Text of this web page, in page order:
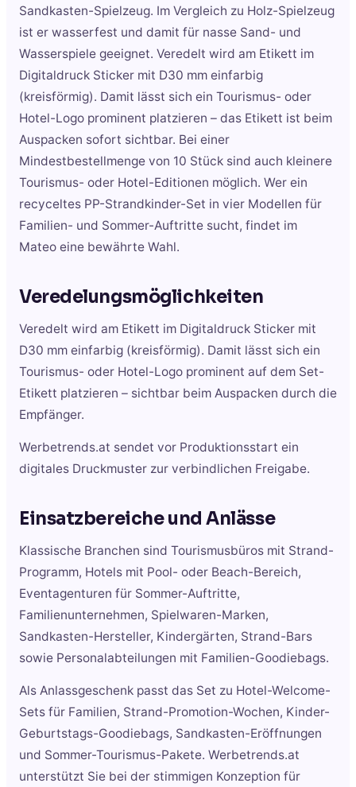
Sandkasten-Spielzeug. Im Vergleich zu Holz-Spielzeug
ist er wasserfest und damit für nasse Sand- und
Wasserspiele geeignet. Veredelt wird am Etikett im
Digitaldruck Sticker mit D30 mm einfarbig
(kreisförmig). Damit lässt sich ein Tourismus- oder
Hotel-Logo prominent platzieren – das Etikett ist beim
Auspacken sofort sichtbar. Bei einer
Mindestbestellmenge von 10 Stück sind auch kleinere
Tourismus- oder Hotel-Editionen möglich. Wer ein
recyceltes PP-Strandkinder-Set in vier Modellen für
Familien- und Sommer-Auftritte sucht, findet im
Mateo eine bewährte Wahl.
Veredelungsmöglichkeiten
Veredelt wird am Etikett im Digitaldruck Sticker mit
D30 mm einfarbig (kreisförmig). Damit lässt sich ein
Tourismus- oder Hotel-Logo prominent auf dem Set-
Etikett platzieren – sichtbar beim Auspacken durch die
Empfänger.
Werbetrends.at sendet vor Produktionsstart ein
digitales Druckmuster zur verbindlichen Freigabe.
Einsatzbereiche und Anlässe
Klassische Branchen sind Tourismusbüros mit Strand-
Programm, Hotels mit Pool- oder Beach-Bereich,
Eventagenturen für Sommer-Auftritte,
Familienunternehmen, Spielwaren-Marken,
Sandkasten-Hersteller, Kindergärten, Strand-Bars
sowie Personalabteilungen mit Familien-Goodiebags.
Als Anlassgeschenk passt das Set zu Hotel-Welcome-
Sets für Familien, Strand-Promotion-Wochen, Kinder-
Geburtstags-Goodiebags, Sandkasten-Eröffnungen
und Sommer-Tourismus-Pakete. Werbetrends.at
unterstützt Sie bei der stimmigen Konzeption für